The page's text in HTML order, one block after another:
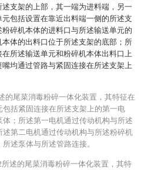
支架的上部，其一端为进料端，另一
包括设置在靠近出料端一侧的所述支
碎机本体的进料口与所述输送单元的
体的出料口位于所述支架的底部；所
所述输送单元和粉碎机本体出料口上
均通过管路与紧固连接在所述支架上
的尾菜消毒粉碎一体化装置，其特征在
包括紧固连接在所述支架上的第一电
体；所述第一电机通过传动机构与所述
述第二电机通过传动机构与所述粉碎机
述泵体与所述管路连接。
述的尾菜消毒粉碎一体化装置，其特